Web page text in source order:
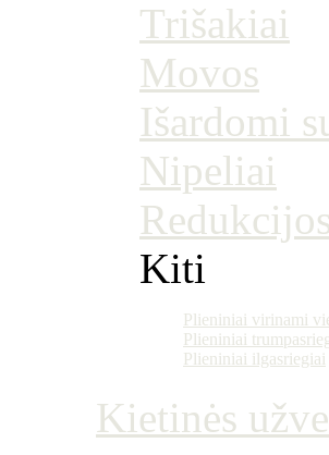
Trišakiai
Movos
Išardomi
Nipeliai
Kiti
Plieniniai virinami
Plieniniai
Plieniniai ilgasriegiai
Kietinės